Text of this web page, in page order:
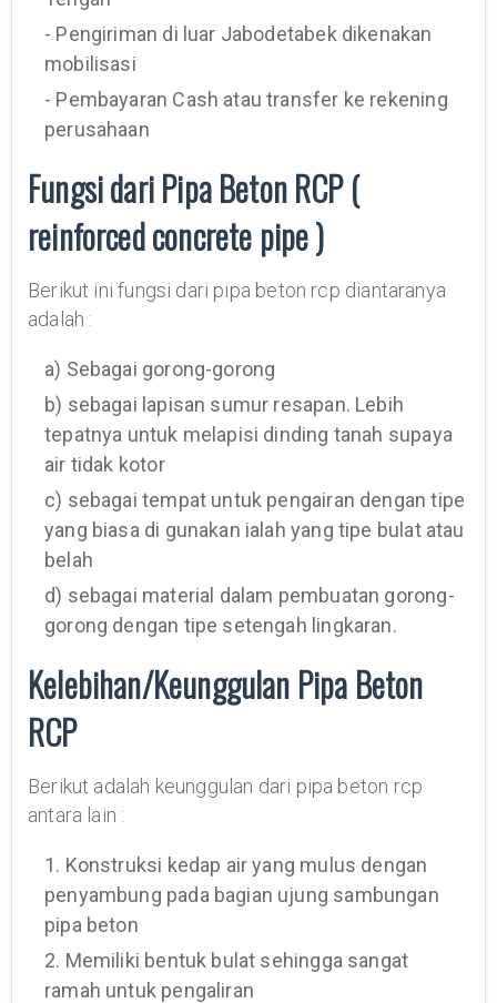
- Pengiriman di luar Jabodetabek dikenakan
mobilisasi
- Pembayaran Cash atau transfer ke rekening
perusahaan
Fungsi dari Pipa Beton RCP (
reinforced concrete pipe )
Berikut ini fungsi dari pipa beton rcp diantaranya
adalah :
a) Sebagai gorong-gorong
b) sebagai lapisan sumur resapan. Lebih
tepatnya untuk melapisi dinding tanah supaya
air tidak kotor
c) sebagai tempat untuk pengairan dengan tipe
yang biasa di gunakan ialah yang tipe bulat atau
belah
d) sebagai material dalam pembuatan gorong-
gorong dengan tipe setengah lingkaran.
Kelebihan/Keunggulan Pipa Beton
RCP
Berikut adalah keunggulan dari pipa beton rcp
antara lain :
1. Konstruksi kedap air yang mulus dengan
penyambung pada bagian ujung sambungan
pipa beton
2. Memiliki bentuk bulat sehingga sangat
ramah untuk pengaliran